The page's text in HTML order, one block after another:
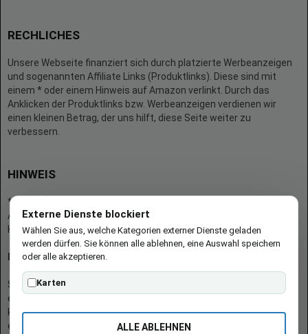
RECHLICHES
Unsere Webseite finanziert sich durch platzierte Werbeanzeigen
und sogenannten Affiliate Links (Produktlinks). Diese sind mit
einem * oder einem Hinweis auf Amazon verlinkt. Durch das
Anklicken der Produktlinks bzw. Werbeanzeigen verdienen wir
einen kleinen Betrag, der uns hilft, diese Seite weiter zu
verbessern.
HINWEIS
* = Afilliate-Link (=Werbung)
Als Amazon-Partner verdient der Seitenbetreiber an qualifizierten
Käufen.
Hinweis zu Preisen und Verfügbarkeiten
Sofern Produktpreise und Verfügbarkeiten angezeigt werden,
entsprechen diese dem angegebenen Stand (Datum/Uhrzeit) und
können sich auf der verlinkten Seite jederzeit ändern. Für den Kauf
eines Produkts gelten die Angaben zu Preis und Verfügbarkeit, die
Externe Dienste blockiert
Wählen Sie aus, welche Kategorien externer Dienste geladen
werden dürfen. Sie können alle ablehnen, eine Auswahl speichern
oder alle akzeptieren.
Karten
ALLE ABLEHNEN